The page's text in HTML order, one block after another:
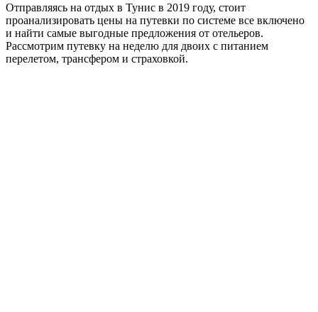
Отправляясь на отдых в Тунис в 2019 году, стоит
проанализировать цены на путевки по системе все включено
и найти самые выгодные предложения от отельеров.
Рассмотрим путевку на неделю для двоих с питанием
перелетом, трансфером и страховкой.